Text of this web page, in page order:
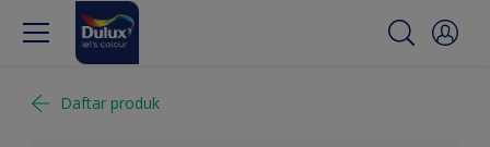
Daftar produk